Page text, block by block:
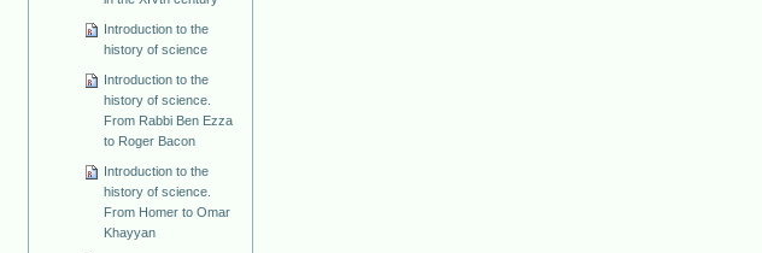
Introduction to the
history of science
Introduction to the
history of science.
From Rabbi Ben Ezza
to Roger Bacon
Introduction to the
history of science.
From Homer to Omar
Khayyan